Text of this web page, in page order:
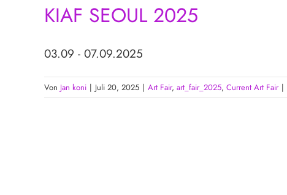
KIAF SEOUL 2025
03.09 - 07.09.2025
Von Jan koni | Juli 20, 2025 | Art Fair, art_fair_2025, Current Art Fair |